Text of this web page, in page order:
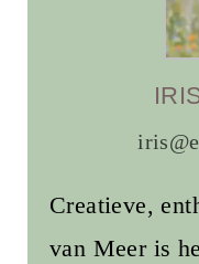
Creatieve,
van Meer is